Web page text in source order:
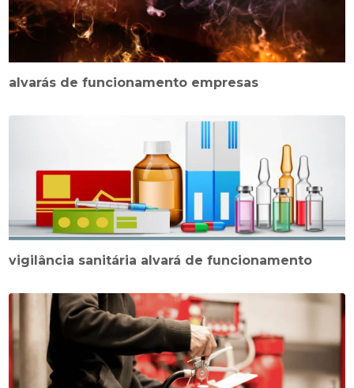
alvarás de funcionamento empresas
vigilância sanitária alvará de funcionamento